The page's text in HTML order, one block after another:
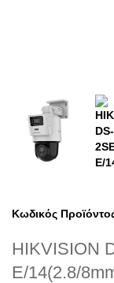
Κωδικός
HIKVISION
E/14(2.8/